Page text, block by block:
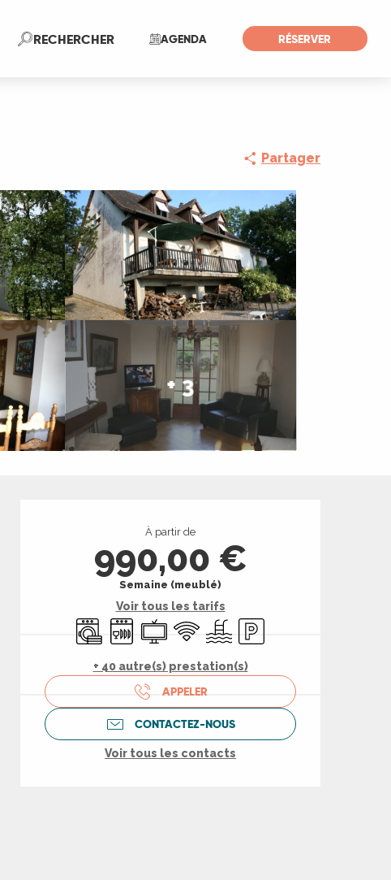
AGENDA RÉSERVER
RECHERCHERRecherche
Partager
+ 3
Ouverture et
À partir de
990,00 €
Semaine (meublé)
Voir tous les tarifs
Lave lingeLave vaisselle
Télévision
WiFi PiscineParking
+ 40 autre(s) prestation(s)
APPELER
CONTACTEZ-NOUS
Voir tous les contacts